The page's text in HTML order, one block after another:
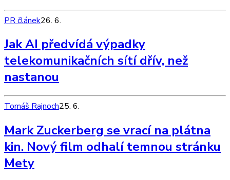
PR článek26. 6.
Jak AI předvídá výpadky
telekomunikačních sítí dřív, než
nastanou
Tomáš Rajnoch25. 6.
Mark Zuckerberg se vrací na plátna
kin. Nový film odhalí temnou stránku
Mety